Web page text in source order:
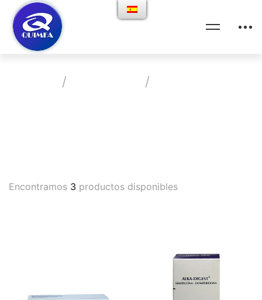
Encontramos 3 productos disponibles